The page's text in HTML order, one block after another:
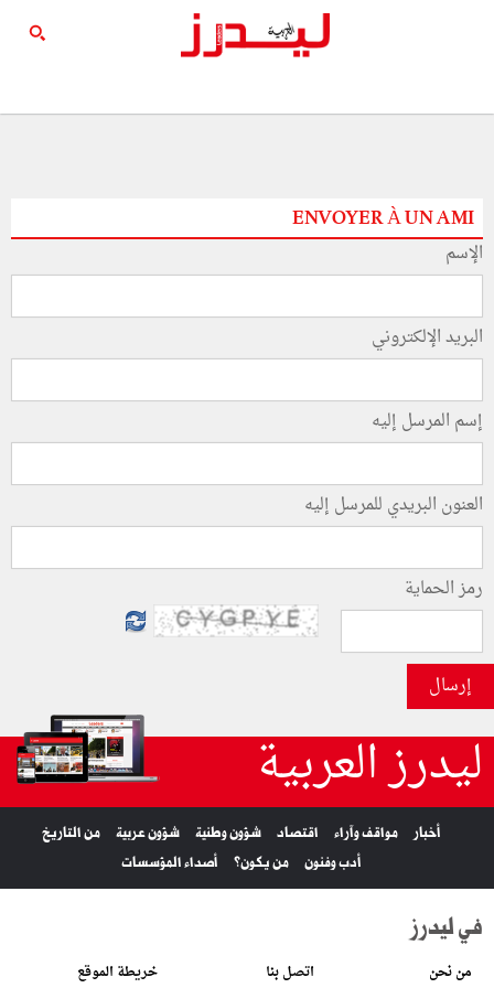
ENVOYER À UN AMI
الإسم
البريد الإلكتروني
إسم المرسل إليه
العنون البريدي للمرسل إليه
رمز الحماية
إرسال
ليدرز العربية
أخبار مواقف وآراء اقتصاد شؤون وطنية شؤون عربية
من التاريخ
أدب وفنون
من يكون؟ أصداء المؤسسات
في ليدرز
من نحن اتصل بنا خريطة الموقع